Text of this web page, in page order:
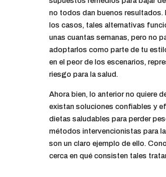
no todos dan buenos resultados.
los casos, tales alternativas
unas cuantas semanas, pero no
adoptarlos como parte de tu
en el peor de los escenarios,
riesgo para la salud.
Ahora bien, lo anterior no quiere
existan soluciones confiables y
dietas saludables para perder
métodos intervencionistas para
son un claro ejemplo de ello.
cerca en qué consisten tales